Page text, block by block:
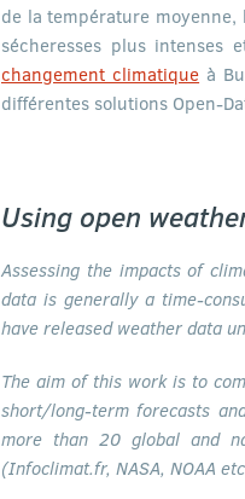
de la température
sécheresses plus intenses
changement climatique à
différentes solutions Open-
Using open
Assessing the impacts of
data is generally a time-
have released weather data
The aim of this work is to
short/long-term forecasts
more than 20 global and
(Infoclimat.fr, NASA, NOAA